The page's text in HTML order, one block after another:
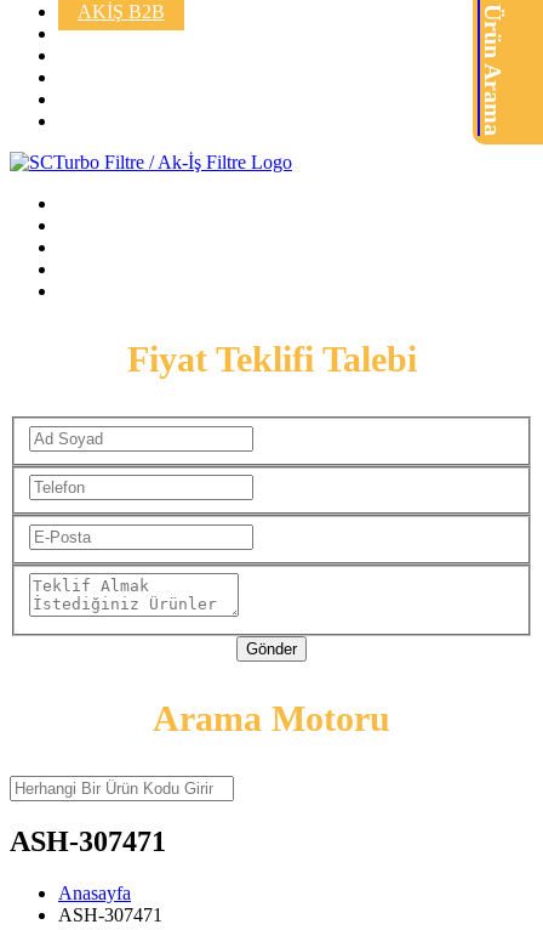
AKİŞ B2B
Fiyat Teklifi Talebi
Gönder
Ürün Arama
Arama Motoru
ASH-307471
Anasayfa
ASH-307471